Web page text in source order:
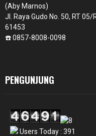
(Aby Marnos)
Jl. Raya Gudo No. 50, RT
61453
☎️ 0857-8008-0098
PENGUNJUNG
Users Today : 391